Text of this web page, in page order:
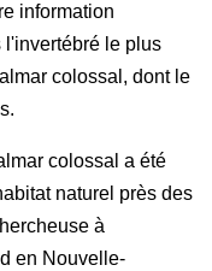
information
l'invertébré le plus
colossal, dont le
colossal a été
naturel près des
à
en Nouvelle-